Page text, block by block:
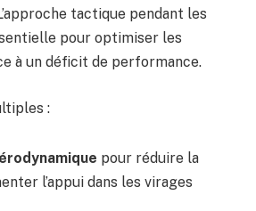
tactique pendant les
pour optimiser les
à un déficit de performance.
:
pour réduire la
l’appui dans les virages